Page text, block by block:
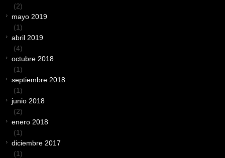
(2)
mayo 2019
(1)
abril 2019
(4)
octubre 2018
(1)
septiembre 2018
(1)
junio 2018
(2)
enero 2018
(1)
diciembre 2017
(1)